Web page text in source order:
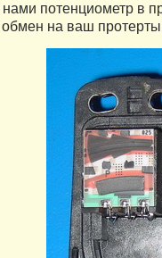
потенциометр в
на ваш